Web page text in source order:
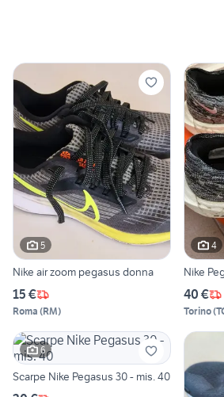
5
Nike air zoom pegasus donna
15 €
Roma (RM)
4
Nike
40 €
Torino(
6
Scarpe Nike Pegasus 30 - mis. 40